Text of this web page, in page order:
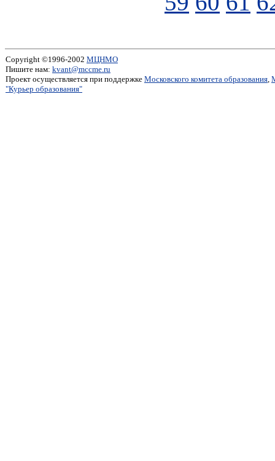
Copyright ©1996-2002 МЦНМО
Пишите нам: kvant@mccme.ru
Проект осуществляется при поддержке Московского комитета образования,
"Курьер образования"